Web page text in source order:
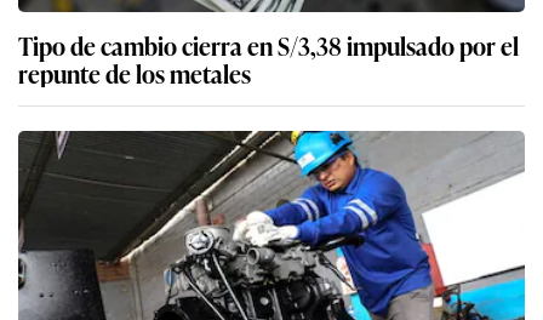
Tipo de cambio cierra en S/3,38 impulsado por el
repunte de los metales